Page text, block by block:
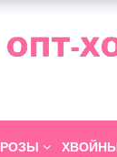
РОЗЫ